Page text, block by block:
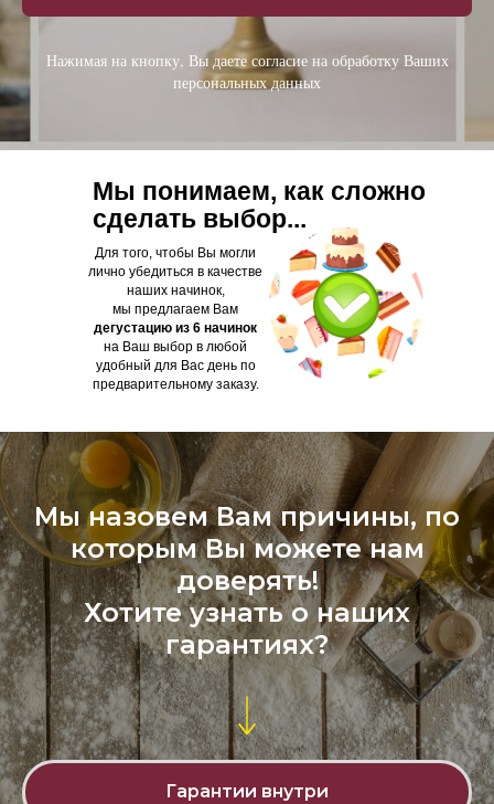
Нажимая на кнопку, Вы даете согласие на обработку Ваших
персональных данных
Для того, чтобы Вы могли
лично убедиться в качестве
наших начинок,
мы предлагаем Вам
дегустацию из 6 начинок
на Ваш выбор в любой
удобный для Вас день по
предварительному заказу.
Мы понимаем, как сложно
сделать выбор...
Мы назовем Вам причины, по
которым Вы можете нам
доверять!
Хотите узнать о наших
гарантиях?
Гарантии внутри